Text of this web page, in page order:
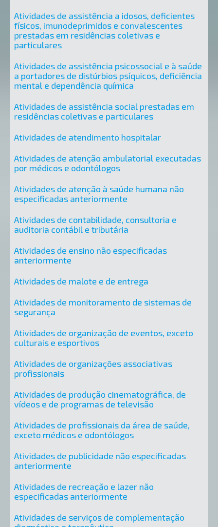
Atividades de assistência a idosos, deficientes
físicos, imunodeprimidos e convalescentes
prestadas em residências coletivas e
particulares
Atividades de assistência psicossocial e à saúde
a portadores de distúrbios psíquicos, deficiência
mental e dependência química
Atividades de assistência social prestadas em
residências coletivas e particulares
Atividades de atendimento hospitalar
Atividades de atenção ambulatorial executadas
por médicos e odontólogos
Atividades de atenção à saúde humana não
especificadas anteriormente
Atividades de contabilidade, consultoria e
auditoria contábil e tributária
Atividades de ensino não especificadas
anteriormente
Atividades de malote e de entrega
Atividades de monitoramento de sistemas de
segurança
Atividades de organização de eventos, exceto
culturais e esportivos
Atividades de organizações associativas
profissionais
Atividades de produção cinematográfica, de
vídeos e de programas de televisão
Atividades de profissionais da área de saúde,
exceto médicos e odontólogos
Atividades de publicidade não especificadas
anteriormente
Atividades de recreação e lazer não
especificadas anteriormente
Atividades de serviços de complementação